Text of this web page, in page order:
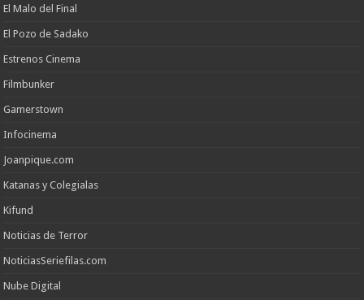
El Malo del Final
El Pozo de Sadako
Estrenos Cinema
Filmbunker
Gamerstown
Infocinema
Joanpique.com
Katanas y Colegialas
Kifund
Noticias de Terror
NoticiasSeriefilas.com
Nube Digital